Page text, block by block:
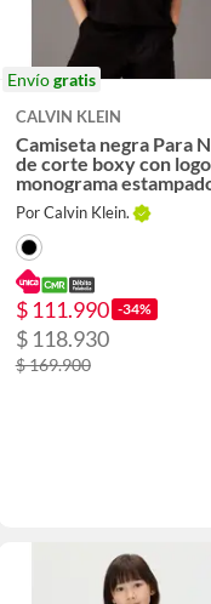
Envíogratis
CALVIN KLEIN
Camiseta negra Para
de corte boxy con
monograma
Por Calvin Klein.
$ 111.990 -34%
$ 118.930
$ 169.900